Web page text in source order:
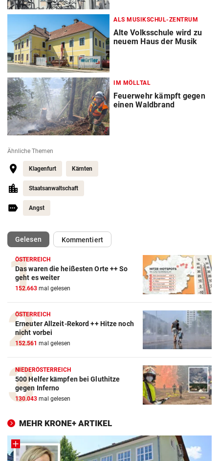
ALS MUSIKSCHUL-ZENTRUM
Alte Volksschule wird zu
neuem Haus der Musik
IM MÖLLTAL
Feuerwehr kämpft gegen
einen Waldbrand
Ähnliche Themen
Klagenfurt Kärnten
Staatsanwaltschaft
Angst
Gelesen(ausgewählt)Kommentiert
ÖSTERREICH
Das waren die heißesten Orte ++ So
geht es weiter
152.663 mal gelesen
ÖSTERREICH
Erneuter Allzeit-Rekord ++ Hitze noch
nicht vorbei
152.561 mal gelesen
NIEDERÖSTERREICH
500 Helfer kämpfen bei Gluthitze
gegen Inferno
130.043 mal gelesen
MEHR KRONE+ ARTIKEL